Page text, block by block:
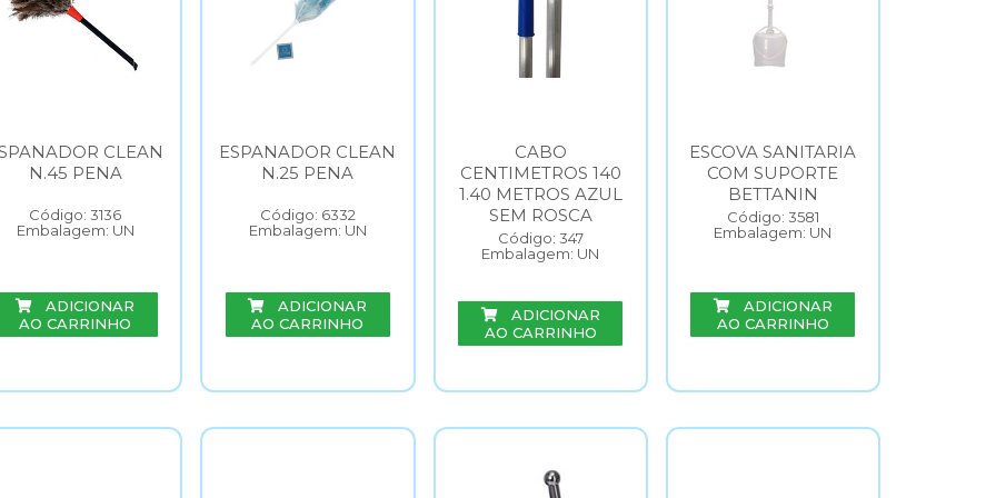
CLEAN
N.45 PENA
Código: 3136
Embalagem: UN
ADICIONAR
AO CARRINHO
ESPANADOR CLEAN
N.25 PENA
Código: 6332
Embalagem: UN
ADICIONAR
AO CARRINHO
CABO
CENTIMETROS 140
1.40 METROS AZUL
SEM ROSCA
Código: 347
Embalagem: UN
ADICIONAR
AO CARRINHO
ESCOVA SANITARIA
COM SUPORTE
BETTANIN
Código: 3581
Embalagem: UN
ADICIONAR
AO CARRINHO